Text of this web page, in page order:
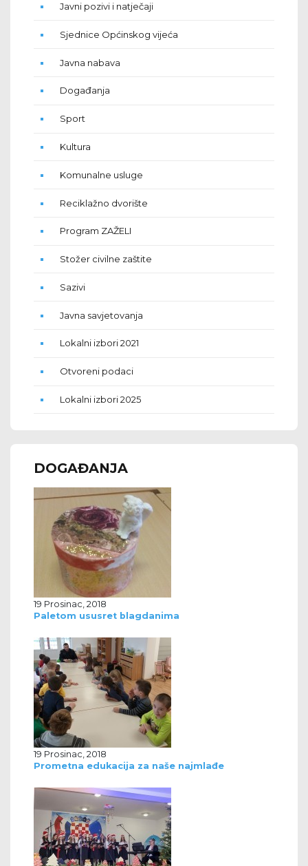
Javni pozivi i natječaji
Sjednice Općinskog vijeća
Javna nabava
Događanja
Sport
Kultura
Komunalne usluge
Reciklažno dvorište
Program ZAŽELI
Stožer civilne zaštite
Sazivi
Javna savjetovanja
Lokalni izbori 2021
Otvoreni podaci
Lokalni izbori 2025
DOGAĐANJA
19 Prosinac, 2018
Paletom ususret blagdanima
19 Prosinac, 2018
Prometna edukacija za naše najmlađe